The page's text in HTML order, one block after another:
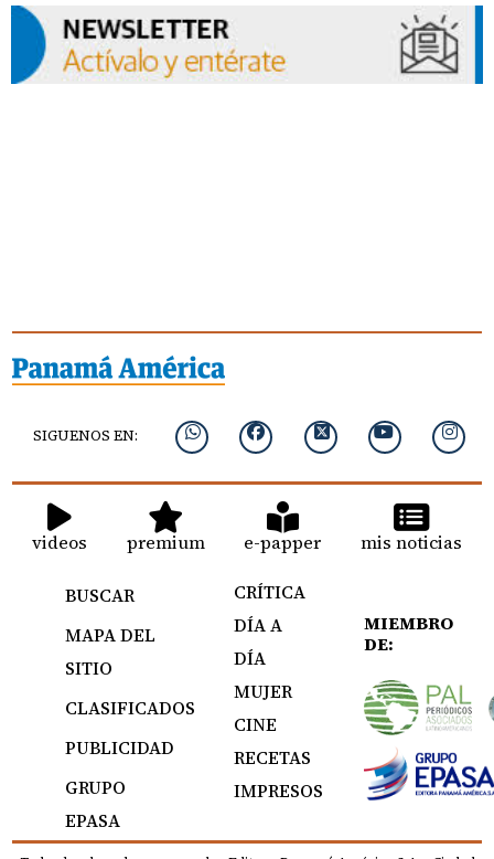
SIGUENOS EN:
videos premium e-papper mis noticias
BUSCAR
MAPA DEL
SITIO
CLASIFICADOS
PUBLICIDAD
GRUPO
EPASA
CRÍTICA
DÍA A
DÍA
MUJER
CINE
RECETAS
IMPRESOS
MIEMBRO
DE: